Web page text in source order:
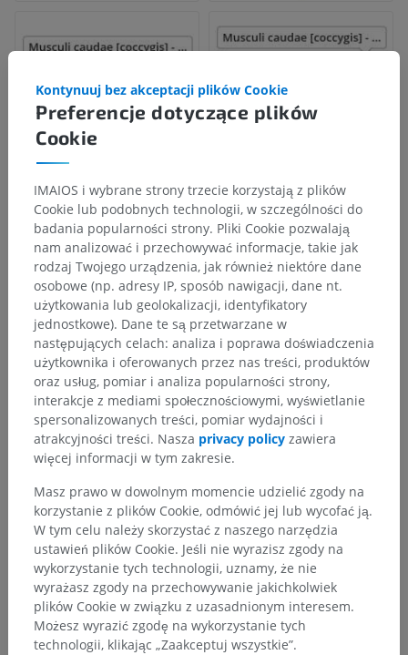
Hierarchia anatomiczna
Anatomia weterynaryjna
Myologia> Mięśnie ogona>
Musculi caudae [coccygis] - Insertas
Powiązane struktury:Nie istnieją struktury powiązane
z tą częścią ciała
Preferencje dotyczące plików
Cookie
Kontynuuj bez akceptacji plików Cookie
IMAIOS i wybrane strony trzecie korzystają z plików
Cookie lub podobnych technologii, w szczególności do
badania popularności strony. Pliki Cookie pozwalają
nam analizować i przechowywać informacje, takie jak
rodzaj Twojego urządzenia, jak również niektóre dane
osobowe (np. adresy IP, sposób nawigacji, dane nt.
użytkowania lub geolokalizacji, identyfikatory
jednostkowe). Dane te są przetwarzane w
następujących celach: analiza i poprawa doświadczenia
użytkownika i oferowanych przez nas treści, produktów
oraz usług, pomiar i analiza popularności strony,
interakcje z mediami społecznościowymi, wyświetlanie
spersonalizowanych treści, pomiar wydajności i
atrakcyjności treści. Nasza privacy policy zawiera
więcej informacji w tym zakresie.
Masz prawo w dowolnym momencie udzielić zgody na
korzystanie z plików Cookie, odmówić jej lub wycofać ją.
W tym celu należy skorzystać z naszego narzędzia
ustawień plików Cookie. Jeśli nie wyrazisz zgody na
wykorzystanie tych technologii, uznamy, że nie
wyrażasz zgody na przechowywanie jakichkolwiek
plików Cookie w związku z uzasadnionym interesem.
Możesz wyrazić zgodę na wykorzystanie tych
technologii, klikając „Zaakceptuj wszystkie”.